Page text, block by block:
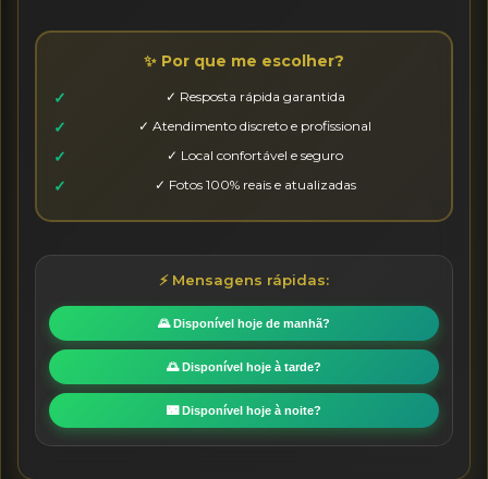
✨ Por que me escolher?
✓ Resposta rápida garantida
✓ Atendimento discreto e profissional
✓ Local confortável e seguro
✓ Fotos 100% reais e atualizadas
⚡ Mensagens rápidas:
🌄 Disponível hoje de manhã?
🌅 Disponível hoje à tarde?
🌃 Disponível hoje à noite?